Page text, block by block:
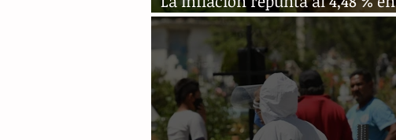
la primera quincena de marzo